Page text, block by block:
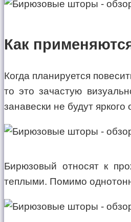
Как
Когда планируется
то это зачастую
занавески не будут
Бирюзовый относят к
теплыми. Помимо